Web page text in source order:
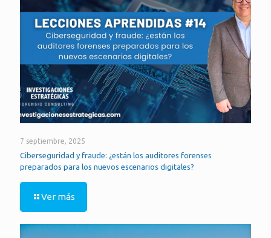
7 septiembre, 2025
Ciberseguridad y fraude: ¿están los auditores forenses
preparados para los nuevos escenarios digitales?
Ver más